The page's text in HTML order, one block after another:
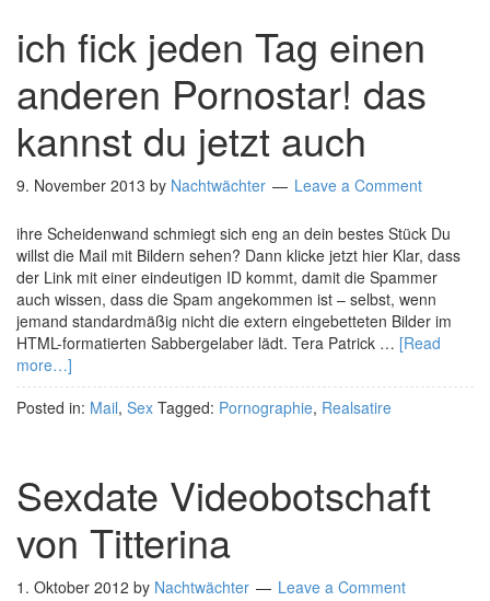
ich fick jeden Tag einen
anderen Pornostar! das
kannst du jetzt auch
9. November 2013 by Nachtwächter Leave a Comment
ihre Scheidenwand schmiegt sich eng an dein bestes Stück Du
willst die Mail mit Bildern sehen? Dann klicke jetzt hier Klar, dass
der Link mit einer eindeutigen ID kommt, damit die Spammer
auch wissen, dass die Spam angekommen ist – selbst, wenn
jemand standardmäßig nicht die extern eingebetteten Bilder im
HTML-formatierten Sabbergelaber lädt. Tera Patrick … [Read
more…]
Posted in: Mail, Sex Tagged: Pornographie, Realsatire
Sexdate Videobotschaft
von Titterina
1. Oktober 2012 by Nachtwächter Leave a Comment